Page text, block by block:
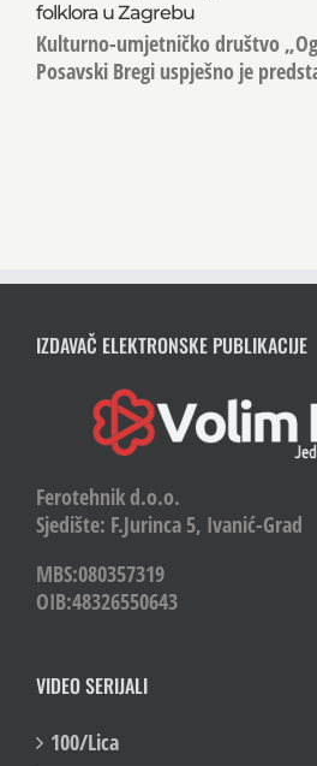
folklora u Zagrebu
Kulturno-umjetničko društvo
Posavski Bregi uspješno je
IZDAVAČ ELEKTRONSKE PUBLIKACIJE
Ferotehnik d.o.o.
Sjedište: F.Jurinca 5, Ivanić-Grad
MBS:080357319
OIB:48326550643
VIDEO SERIJALI
100/Lica